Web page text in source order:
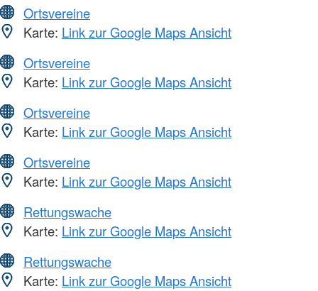
Ortsvereine
Karte: Link zur Google Maps Ansicht
Ortsvereine
Karte: Link zur Google Maps Ansicht
Ortsvereine
Karte: Link zur Google Maps Ansicht
Ortsvereine
Karte: Link zur Google Maps Ansicht
Rettungswache
Karte: Link zur Google Maps Ansicht
Rettungswache
Karte: Link zur Google Maps Ansicht